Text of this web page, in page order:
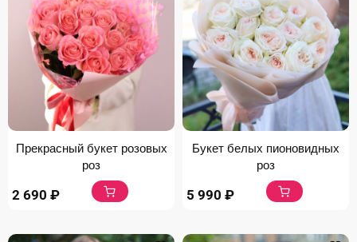
Прекрасный букет розовых
роз
2 690 ₽
Букет белых пионовидных
роз
5 990 ₽